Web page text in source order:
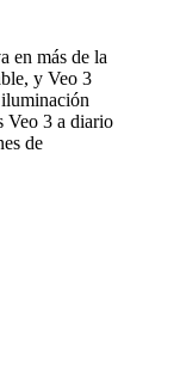
en más de la
y Veo 3
Veo 3 a diario
de